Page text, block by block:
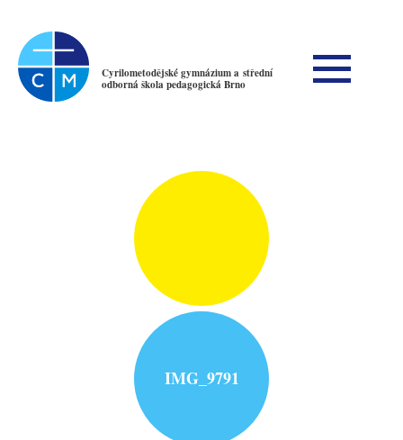
Cyrilometodějské gymnázium a střední
odborná škola pedagogická Brno
IMG_9791